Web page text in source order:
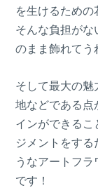
を生けるための
そんな負担が
のまま飾れてう
そして最大の
地などである
インができる
ジメントをす
うなアートフ
です！